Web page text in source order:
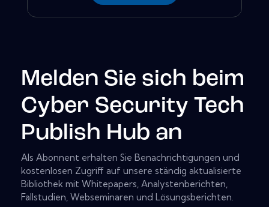
Melden Sie sich beim
Cyber Security Tech
Publish Hub an
Als Abonnent erhalten Sie Benachrichtigungen und
kostenlosen Zugriff auf unsere ständig aktualisierte
Bibliothek mit Whitepapers, Analystenberichten,
Fallstudien, Webseminaren und Lösungsberichten.